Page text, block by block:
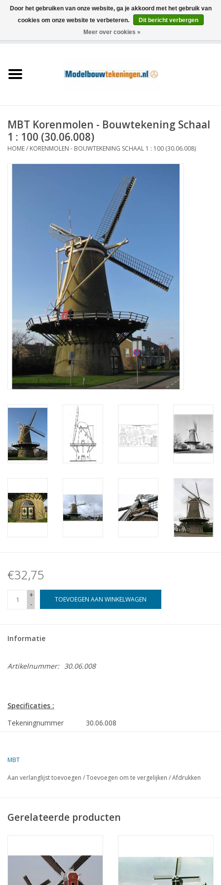
Schepen
Houtbouw
Nieuwe tekeningen
NIEUWE TIJDSCHRIFTEN
ABONNEMENT DE
MODELBOUWER
Bouwbeschrijvingen
MBT Korenmolen - Bouwtekening Schaal
1 : 100 (30.06.008)
HOME/ KORENMOLEN - BOUWTEKENING SCHAAL 1 : 100 (30.06.008)
€32,75
+
-
TOEVOEGEN AAN WINKELWAGEN
Informatie
Artikelnummer: 30.06.008
Specificaties :
Tekeningnummer
30.06.008
Kwaliteit
Moeilijkheidsgraad
Aantal bladen A2
0
Aantal bladen A3
MBT
Aan verlanglijst toevoegen /Toevoegen om te vergelijken /Afdrukken
Gerelateerde producten
Door het gebruiken van onze website, ga je akkoord met het gebruik van
cookies om onze website te verbeteren.
Dit bericht verbergen
Meer over cookies »